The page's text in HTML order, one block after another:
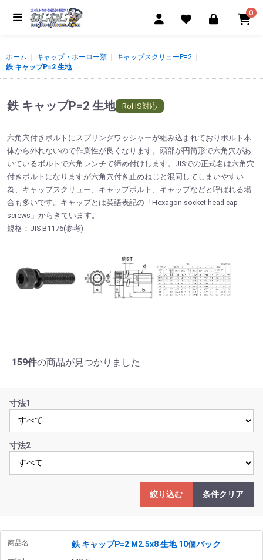
0
ホーム キャップ・ホーロー類 キャップスクリューP=2
鉄 キャップP=2 生地
鉄 キャップP=2 生地 RoHS対応
六角穴付きボルトにスプリングワッシャーが組み込まれておりボルト本
体から外れないので作業性が良くなります。頭部が円筒形で六角穴があ
いているボルトで六角レンチで締め付けします。JISでの正式名は六角穴
付きボルトになりますが六角穴付き止めねじと混同してしまいやすい
為、キャップスクリュー、キャップボルト、キャップなどと呼ばれる場
合も多いです。キャップとは英語表記の「Hexagon socket head cap
screws」からきています。
規格：JIS B1176(参考)
159件の商品が見つかりました
寸法1
寸法2
絞り込む 条件クリア
商品名 鉄 キャップP=2 M2.5x8 生地 10個パック